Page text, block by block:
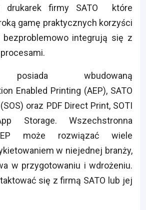
drukarek firmy SATO które
gamę praktycznych korzyści
integrują się z
posiada wbudowaną
Enabled Printing (AEP), SATO
oraz PDF Direct Print, SOTI
Storage. Wszechstronna
może rozwiązać wiele
w niejednej branży,
w przygotowaniu i wdrożeniu.
się z firmą SATO lub jej